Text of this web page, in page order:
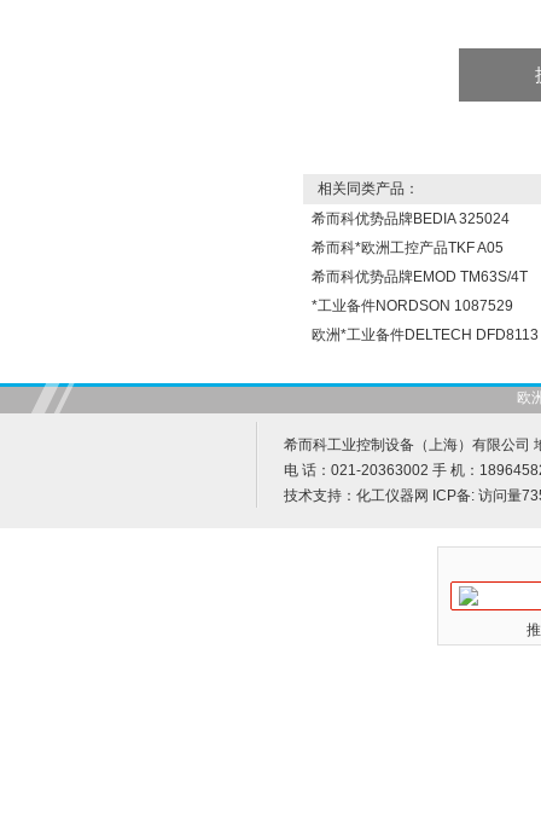
相关同类产品：
希而科优势品牌BEDIA 325024
希而科*欧洲工控产品TKF A05
希而科优势品牌EMOD TM63S/4T
*工业备件NORDSON 1087529
欧洲*工业备件DELTECH DFD8113
欧
希而科工业控制设备（上海）有限公司
电 话：021-20363002 手 机：
技术支持： 化工仪器网 ICP备: 访问量